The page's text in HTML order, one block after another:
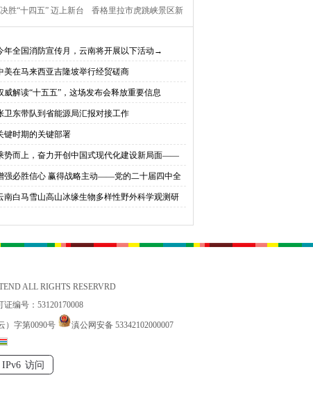
决胜“十四五” 迈上新台
、成效显——培根铸魂
育桃李
香格里拉市虎跳峡景区新
年全国消防宣传月，云南将开展以下活动→
美在马来西亚吉隆坡举行经贸磋商
威解读“十五五”，这场发布会释放重要信息
卫东带队到省能源局汇报对接工作
键时期的关键部署
势而上，奋力开创中国式现代化建设新局面——
会同志谈贯彻落实党的二十届四中全会精神
强必胜信心 赢得战略主动——党的二十届四中全
锚定中国式现代化发展新目标
南白马雪山高山冰缘生物多样性野外科学观测研